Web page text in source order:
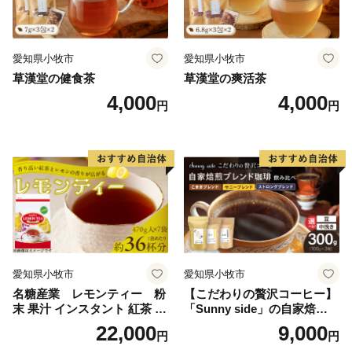
愛知県小牧市
草漢堂の健食茶
4,000円
愛知県小牧市
草漢堂の爽活茶
4,000円
愛知県小牧市
名糖産業 レモンティー 粉
末 果汁 インスタント 紅茶 ビ
タミンC 袋 ロングセラー 粉
末飲料 粉末茶 簡単 手軽 ホッ
22,000円
愛知県小牧市
【こだわりの贅沢コーヒー】
「Sunny side」の自家焙煎珈
琲ブレンド珈琲飲み比べセッ
9,000円